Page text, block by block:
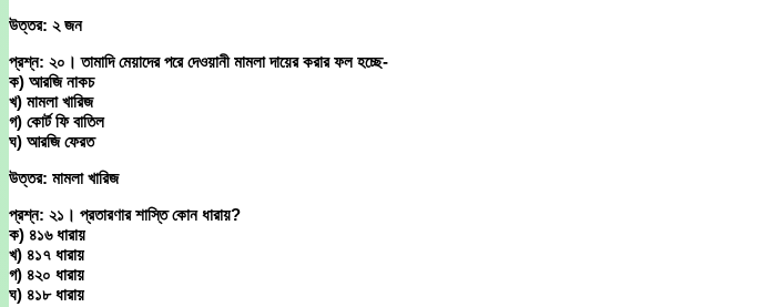
উত্তর: ২ জন
প্রশ্ন: ২০। তামাদি মেয়াদের পরে দেওয়ানী মামলা দায়ের করার ফল হচ্ছে-
ক) আরজি নাকচ
খ) মামলা খারিজ
গ) কোর্ট ফি বাতিল
ঘ) আরজি ফেরত
উত্তর: মামলা খারিজ
প্রশ্ন: ২১। প্রতারণার শাস্তি কোন ধারায়?
ক) ৪১৬ ধারায়
খ) ৪১৭ ধারায়
গ) ৪২০ ধারায়
ঘ) ৪১৮ ধারায়